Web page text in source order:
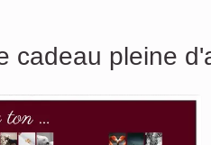
cadeau pleine